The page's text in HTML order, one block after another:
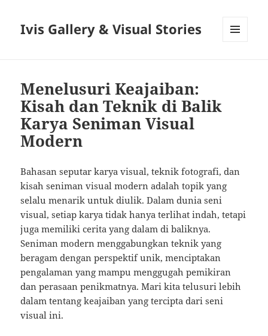
Ivis Gallery & Visual Stories
Menelusuri Keajaiban:
Kisah dan Teknik di Balik
Karya Seniman Visual
Modern
Bahasan seputar karya visual, teknik fotografi, dan
kisah seniman visual modern adalah topik yang
selalu menarik untuk diulik. Dalam dunia seni
visual, setiap karya tidak hanya terlihat indah, tetapi
juga memiliki cerita yang dalam di baliknya.
Seniman modern menggabungkan teknik yang
beragam dengan perspektif unik, menciptakan
pengalaman yang mampu menggugah pemikiran
dan perasaan penikmatnya. Mari kita telusuri lebih
dalam tentang keajaiban yang tercipta dari seni
visual ini.